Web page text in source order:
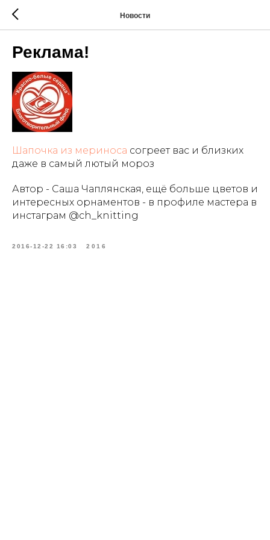
Новости
Реклама!
Шапочка из мериноса согреет вас и близких
даже в самый лютый мороз
Автор - Саша Чаплянская, ещё больше цветов и
интересных орнаментов - в профиле мастера в
инстаграм @ch_knitting
2016-12-22 16:03 2016